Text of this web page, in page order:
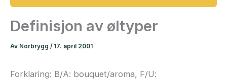
Definisjon av øltyper
Av Norbrygg / 17. april 2001
Forklaring: B/A: bouquet/aroma, F/U: